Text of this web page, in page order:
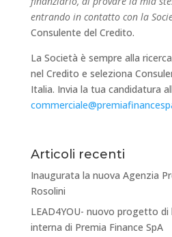
entrando in contatto con la
Consulente del Credito.
La Società è sempre alla
nel Credito e seleziona
Italia. Invia la tua candidatura
Articoli recenti
Inaugurata la nuova Agenzia
Rosolini
LEAD4YOU- nuovo progetto
interna di Premia Finance SpA